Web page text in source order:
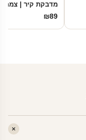
מדבקת קיר | צמח
₪89